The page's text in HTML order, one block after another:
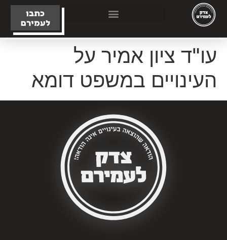
כתבו
לעמירם
עו"ד ציון אמיר על
העינויים במשפט דומא